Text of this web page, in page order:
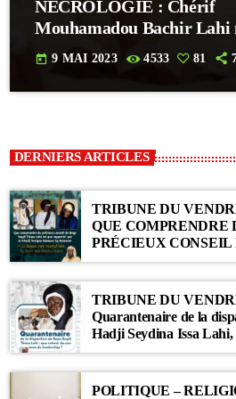
NECROLOGIE : Chérif
Mouhamadou Bachir Lahi
today 9 MAI 2023 4533 81
DERNIERS ARTICLES
TRIBUNE DU
QUE COMPRENDRE
PRÉCIEUX CONSEIL
HADJI SEYDINA
QUE RAPPORTÉ
KHALIF SERIGNE
MANSOUR : « Li Baax Matul Kër,
Li Bon Matul Kër »
TRIBUNE DU
Quarantenaire de la
Hadji Seydina Issa
des Ahloulahi
POLITIQUE –